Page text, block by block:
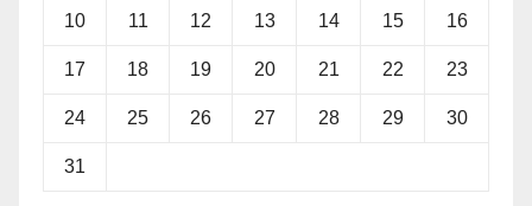
10 11 12 13 14 15 16
17 18 19 20 21 22 23
24 25 26 27 28 29 30
31